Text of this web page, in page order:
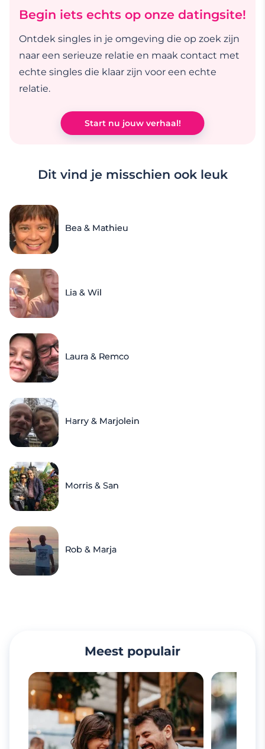
Begin iets echts op onze datingsite!
Ontdek singles in je omgeving die op zoek zijn
naar een serieuze relatie en maak contact met
echte singles die klaar zijn voor een echte
relatie.
Start nu jouw verhaal!
Dit vind je misschien ook leuk
Bea & Mathieu
Lia & Wil
Laura & Remco
Harry & Marjolein
Morris & San
Rob & Marja
Meest populair